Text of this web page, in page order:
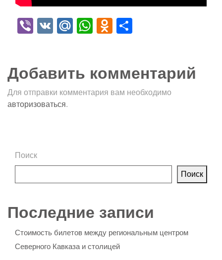
Viber
VK Mail.Ru
WhatsApp
Odnoklassniki
Добавить комментарий
Для отправки комментария вам необходимо
авторизоваться.
Поиск
Поиск
Последние записи
Стоимость билетов между региональным центром
Северного Кавказа и столицей